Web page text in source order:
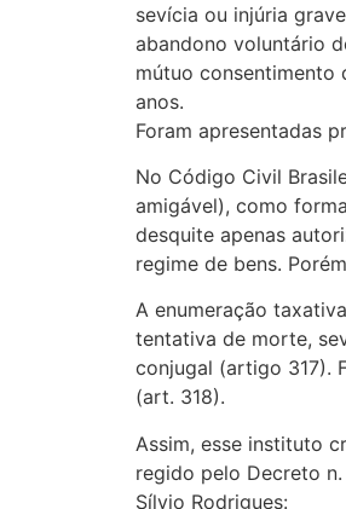
sevícia ou injúria
abandono voluntário
mútuo consentimento
anos.
Foram apresentadas
No Código Civil
amigável), como
desquite apenas
regime de bens.
A enumeração
tentativa de morte,
conjugal (artigo 317).
(art. 318).
Assim, esse instituto
regido pelo Decreto
Sílvio Rodrigues: